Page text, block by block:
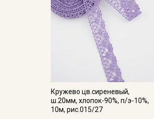
Кружево цв.сиреневый,
ш.20мм, хлопок-90%, п/э-10%,
10м, рис.015/27